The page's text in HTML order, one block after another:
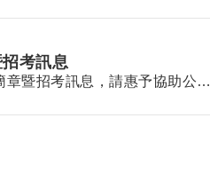
考訊息
章暨招考訊息，請惠予協助公…